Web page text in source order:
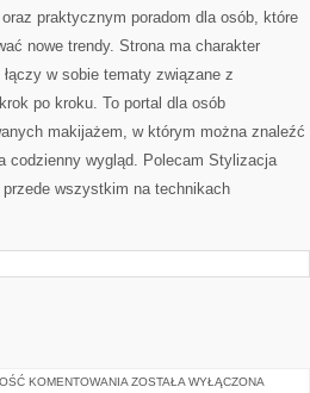
praktycznym poradom dla osób, które
nowe trendy. Strona ma charakter
łączy w sobie tematy związane z
po kroku. To portal dla osób
makijażem, w którym można znaleźć
codzienny wygląd. Polecam Stylizacja
wszystkim na technikach
KOMENTOWANIA RELAKS
ZOSTAŁA WYŁĄCZONA